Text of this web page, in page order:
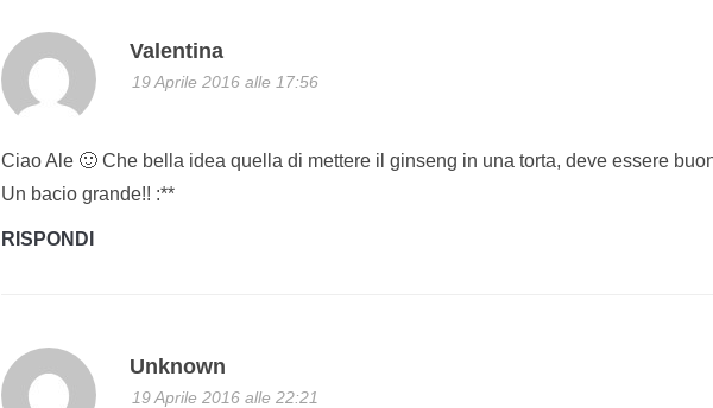
Valentina
19 Aprile 2016 alle 17:56
Ciao Ale 🙂 Che bella idea quella di mettere il ginseng in una torta, deve essere
Un bacio grande!! :**
RISPONDI
Unknown
19 Aprile 2016 alle 22:21